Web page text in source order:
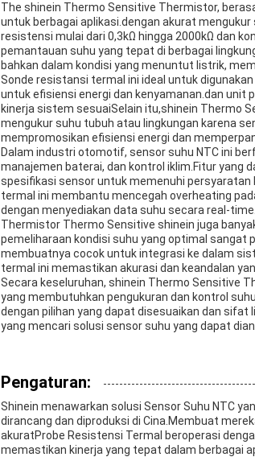
The shinein Thermo Sensitive Thermistor,
untuk berbagai aplikasi.dengan akurat
resistensi mulai dari 0,3kΩ hingga 2000kΩ dan
pemantauan suhu yang tepat di berbagai
bahkan dalam kondisi yang menuntut listrik,
Sonde resistansi termal ini ideal untuk
untuk efisiensi energi dan kenyamanan.dan unit
kinerja sistem sesuaiSelain itu,shinein Thermo
mengukur suhu tubuh atau lingkungan karena
mempromosikan efisiensi energi dan
Dalam industri otomotif, sensor suhu NTC ini
manajemen baterai, dan kontrol iklim.Fitur yang
spesifikasi sensor untuk memenuhi
termal ini membantu mencegah overheating
dengan menyediakan data suhu secara real-time.
Thermistor Thermo Sensitive shinein juga
pemeliharaan kondisi suhu yang optimal sangat
membuatnya cocok untuk integrasi ke dalam
termal ini memastikan akurasi dan keandalan
Secara keseluruhan, shinein Thermo Sensitive
yang membutuhkan pengukuran dan kontrol
dengan pilihan yang dapat disesuaikan dan sifat
yang mencari solusi sensor suhu yang dapat
Pengaturan:
Shinein menawarkan solusi Sensor Suhu NTC
dirancang dan diproduksi di Cina.Membuat
akuratProbe Resistensi Termal beroperasi
memastikan kinerja yang tepat dalam berbagai